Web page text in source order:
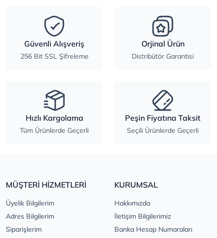
Güvenli Alışveriş
256 Bit SSL Şifreleme
Orjinal Ürün
Distribütör Garantisi
Hızlı Kargolama
Tüm Ürünlerde Geçerli
Peşin Fiyatına Taksit
Seçili Ürünlerde Geçerli
MÜŞTERİ HİZMETLERİ
Üyelik Bilgilerim
Adres Bilgilerim
Siparişlerim
KURUMSAL
Hakkımızda
İletişim Bilgilerimiz
Banka Hesap Numaraları